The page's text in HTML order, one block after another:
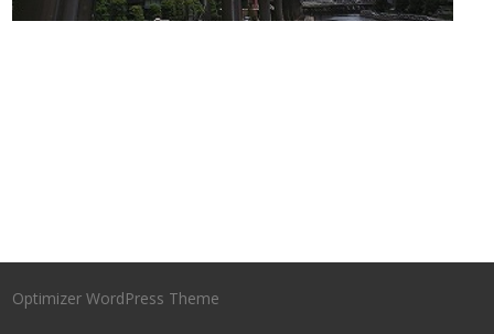
Optimizer WordPress Theme